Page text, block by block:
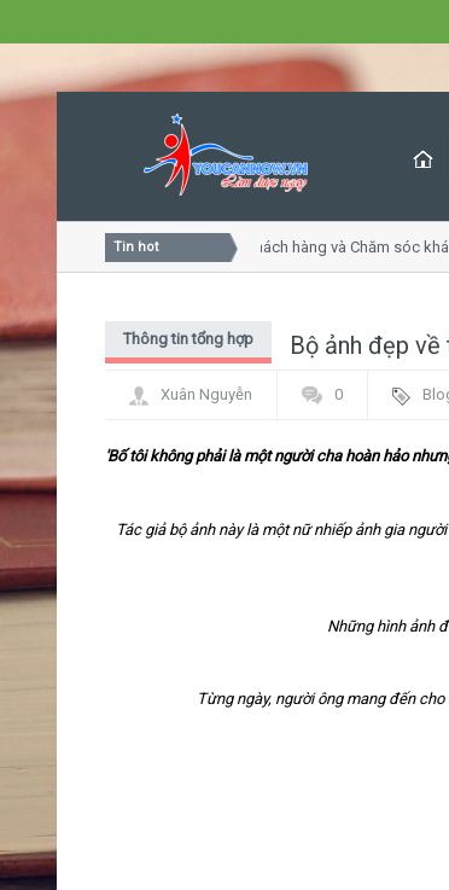
Tin hot
Khóa học Tư duy dịch vụ khách hàng và Chăm sóc
Bộ ảnh đẹp về
Thông tin tổng hợp
Xuân Nguyễn 0
'Bố tôi không phải là một người cha hoàn hảo
Tác giả bộ ảnh này là một nữ nhiếp ảnh gia
Những hình ảnh
Từng ngày, người ông mang đến